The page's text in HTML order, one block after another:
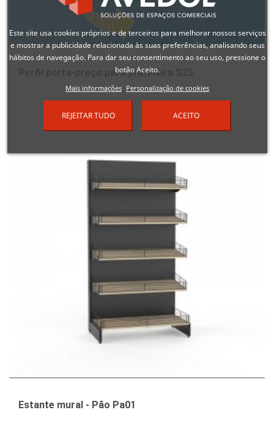
Perfil porta-preço para prateleira S25
Estante mural - Pão Pa01
Este site usa cookies próprios e de terceiros para melhorar nossos serviços
e mostrar a publicidade relacionada às suas preferências, analisando seus
hábitos de navegação. Para dar seu consentimento ao seu uso, pressione o
botão Aceito.
Mais informações Personalização de cookies
REJEITAR TUDO ACEITO